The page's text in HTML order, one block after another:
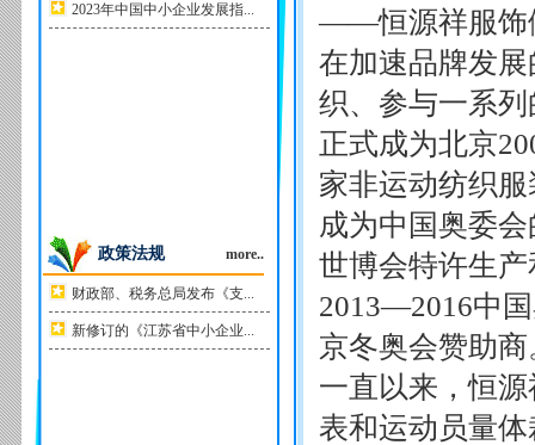
2023年中国中小企业发展指...
政策法规 more..
财政部、税务总局发布《支...
新修订的《江苏省中小企业...
——恒源祥服饰
在加速品牌发
织、参与一系
正式成为北京
家非运动纺织
成为中国奥委
世博会特许生
2013—2016中
京冬奥会赞助商
一直以来，恒
表和运动员量